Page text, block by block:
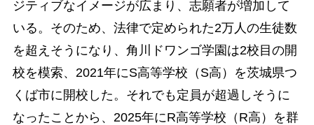
ジティブなイメージが広まり、志願者が増加して
いる。そのため、法律で定められた2万人の生徒数
を超えそうになり、角川ドワンゴ学園は2校目の開
校を模索、2021年にS高等学校（S高）を茨城県つ
くば市に開校した。それでも定員が超過しそうに
なったことから、2025年にR高等学校（R高）を群